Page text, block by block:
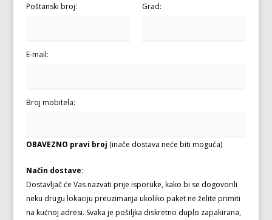
Poštanski broj: Grad:
E-mail:
Broj mobitela:
OBAVEZNO pravi broj (inače dostava neće biti moguća)
Način dostave:
Dostavljač će Vas nazvati prije isporuke, kako bi se dogovorili
neku drugu lokaciju preuzimanja ukoliko paket ne želite primiti
na kućnoj adresi. Svaka je pošiljka diskretno duplo zapakirana,